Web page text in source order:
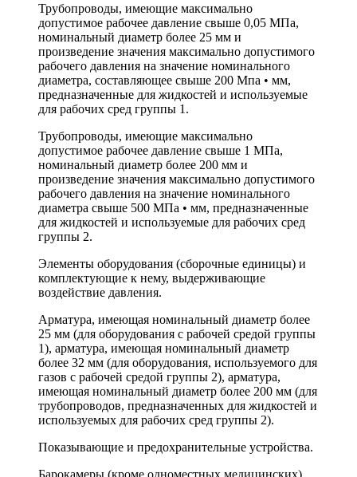
Трубопроводы, имеющие максимально
допустимое рабочее давление свыше 0,05 МПа,
номинальный диаметр более 25 мм и
произведение значения максимально допустимого
рабочего давления на значение номинального
диаметра, составляющее свыше 200 Мпа • мм,
предназначенные для жидкостей и используемые
для рабочих сред группы 1.
Трубопроводы, имеющие максимально
допустимое рабочее давление свыше 1 МПа,
номинальный диаметр более 200 мм и
произведение значения максимально допустимого
рабочего давления на значение номинального
диаметра свыше 500 МПа • мм, предназначенные
для жидкостей и используемые для рабочих сред
группы 2.
Элементы оборудования (сборочные единицы) и
комплектующие к нему, выдерживающие
воздействие давления.
Арматура, имеющая номинальный диаметр более
25 мм (для оборудования с рабочей средой группы
1), арматура, имеющая номинальный диаметр
более 32 мм (для оборудования, используемого для
газов с рабочей средой группы 2), арматура,
имеющая номинальный диаметр более 200 мм (для
трубопроводов, предназначенных для жидкостей и
используемых для рабочих сред группы 2).
Показывающие и предохранительные устройства.
Барокамеры (кроме одноместных медицинских).